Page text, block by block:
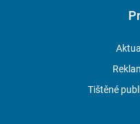
Tištěné